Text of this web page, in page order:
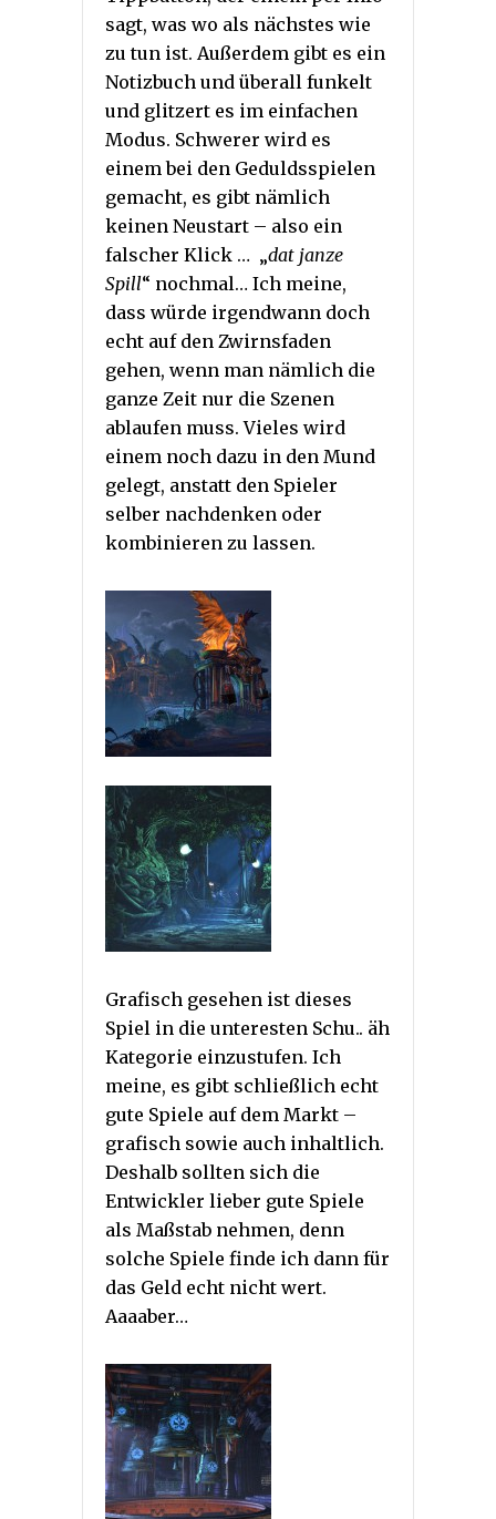
sagt, was wo als nächstes wie
zu tun ist. Außerdem gibt es ein
Notizbuch und überall funkelt
und glitzert es im einfachen
Modus. Schwerer wird es
einem bei den Geduldsspielen
gemacht, es gibt nämlich
keinen Neustart – also ein
falscher Klick … „dat janze
Spill“ nochmal… Ich meine,
dass würde irgendwann doch
echt auf den Zwirnsfaden
gehen, wenn man nämlich die
ganze Zeit nur die Szenen
ablaufen muss. Vieles wird
einem noch dazu in den Mund
gelegt, anstatt den Spieler
selber nachdenken oder
kombinieren zu lassen.
Grafisch gesehen ist dieses
Spiel in die unteresten Schu.. äh
Kategorie einzustufen. Ich
meine, es gibt schließlich echt
gute Spiele auf dem Markt –
grafisch sowie auch inhaltlich.
Deshalb sollten sich die
Entwickler lieber gute Spiele
als Maßstab nehmen, denn
solche Spiele finde ich dann für
das Geld echt nicht wert.
Aaaaber…